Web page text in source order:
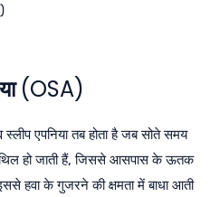
(OSA)
एपनिया तब होता है जब सोते समय
हो जाती हैं, जिससे आसपास के ऊतक
हवा के गुजरने की क्षमता में बाधा आती